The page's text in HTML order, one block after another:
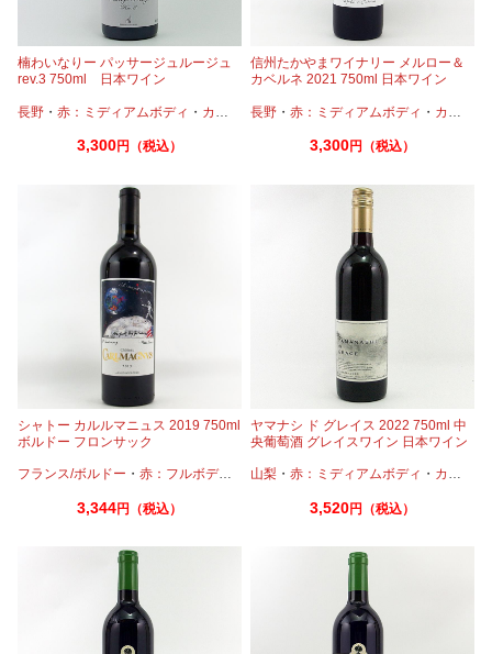
楠わいなりー パッサージュルージュ
rev.3 750ml 日本ワイン
長野 ・ 赤：ミディアムボディ ・ カベルネ ・カベルネフラン・メルロー
3,300円（税込）
信州たかやまワイナリー メルロー＆
カベルネ 2021 750ml 日本ワイン
長野 ・赤：ミディアムボディ ・ カベルネ
3,300円（税込）
シャトー カルルマニュス 2019 750ml
ボルドー フロンサック
フランス/ボルドー ・ 赤：フルボディ カベルネフラン・メルロー
3,344円（税込）
ヤマナシ ド グレイス 2022 750ml 中
央葡萄酒 グレイスワイン 日本ワイン
山梨 ・赤：ミディアムボディ ・ カベルネ
3,520円（税込）